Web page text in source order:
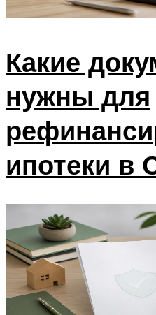
Какие
нужны для
ипотеки в